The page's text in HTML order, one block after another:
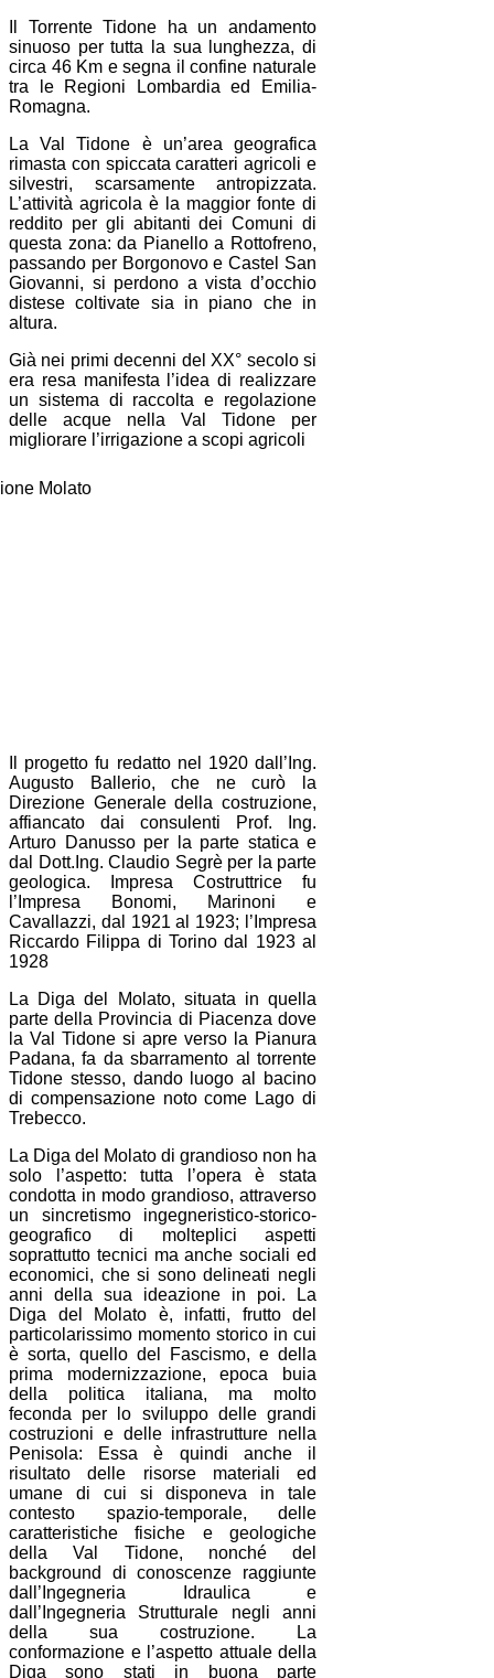
Il Torrente Tidone ha un andamento
sinuoso per tutta la sua lunghezza, di
circa 46 Km e segna il confine naturale
tra le Regioni Lombardia ed Emilia-
Romagna.
La Val Tidone è un’area geografica
rimasta con spiccata caratteri agricoli e
silvestri, scarsamente antropizzata.
L’attività agricola è la maggior fonte di
reddito per gli abitanti dei Comuni di
questa zona: da Pianello a Rottofreno,
passando per Borgonovo e Castel San
Giovanni, si perdono a vista d’occhio
distese coltivate sia in piano che in
altura.
Già nei primi decenni del XX° secolo si
era resa manifesta l’idea di realizzare
un sistema di raccolta e regolazione
delle acque nella Val Tidone per
migliorare l’irrigazione a scopi agricoli
Il progetto fu redatto nel 1920 dall’Ing.
Augusto Ballerio, che ne curò la
Direzione Generale della costruzione,
affiancato dai consulenti Prof. Ing.
Arturo Danusso per la parte statica e
dal Dott.Ing. Claudio Segrè per la parte
geologica. Impresa Costruttrice fu
l’Impresa Bonomi, Marinoni e
Cavallazzi, dal 1921 al 1923; l’Impresa
Riccardo Filippa di Torino dal 1923 al
1928
La Diga del Molato, situata in quella
parte della Provincia di Piacenza dove
la Val Tidone si apre verso la Pianura
Padana, fa da sbarramento al torrente
Tidone stesso, dando luogo al bacino
di compensazione noto come Lago di
Trebecco.
La Diga del Molato di grandioso non ha
solo l’aspetto: tutta l’opera è stata
condotta in modo grandioso, attraverso
un sincretismo ingegneristico-storico-
geografico di molteplici aspetti
soprattutto tecnici ma anche sociali ed
economici, che si sono delineati negli
anni della sua ideazione in poi. La
Diga del Molato è, infatti, frutto del
particolarissimo momento storico in cui
è sorta, quello del Fascismo, e della
prima modernizzazione, epoca buia
della politica italiana, ma molto
feconda per lo sviluppo delle grandi
costruzioni e delle infrastrutture nella
Penisola: Essa è quindi anche il
risultato delle risorse materiali ed
umane di cui si disponeva in tale
contesto spazio-temporale, delle
caratteristiche fisiche e geologiche
della Val Tidone, nonché del
background di conoscenze raggiunte
dall’Ingegneria Idraulica e
dall’Ingegneria Strutturale negli anni
della sua costruzione. La
conformazione e l’aspetto attuale della
Diga sono stati in buona parte